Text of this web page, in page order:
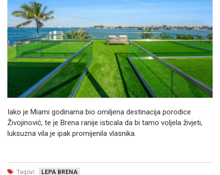
Iako je Miami godinama bio omiljena destinacija porodice
Živojinović, te je Brena ranije isticala da bi tamo voljela živjeti,
luksuzna vila je ipak promijenila vlasnika.
Tagovi: LEPA BRENA